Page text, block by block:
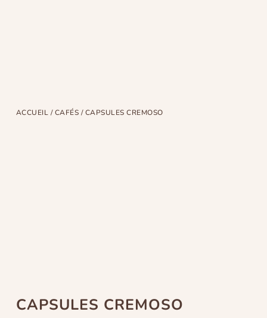
ACCUEIL /CAFÉS / CAPSULES CREMOSO
CAPSULES CREMOSO